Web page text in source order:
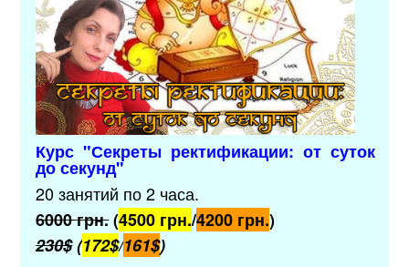
Курс "Секреты ректификации: от суток
до секунд"
20 занятий по 2 часа.
6000грн.(4500 грн./4200 грн.)
230$(172$/161$)